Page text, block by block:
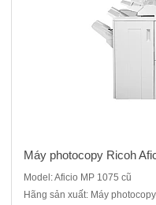
Máy photocopy Ricoh
Model: Aficio MP 1075 cũ
Hãng sản xuất: Máy
Máy photocopy Ricoh Aficio